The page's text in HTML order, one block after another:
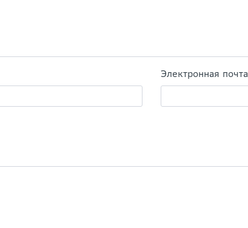
Электронная почта